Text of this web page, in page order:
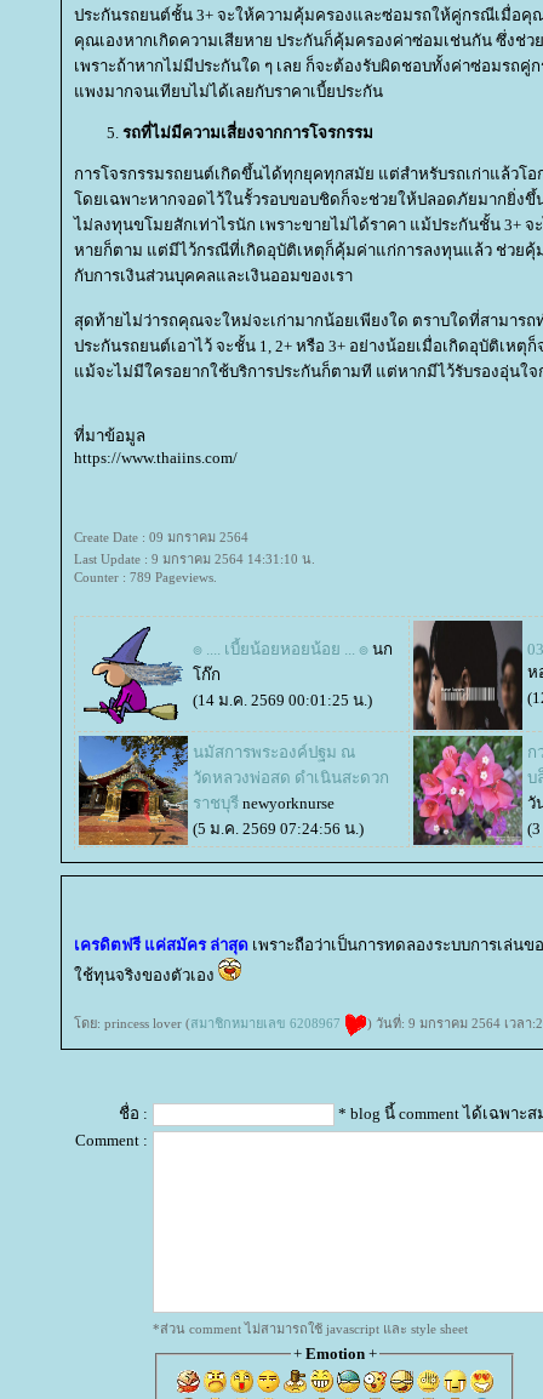
ประกันรถยนต์ชั้น 3+ จะให้ความคุ้มครองและซ่อมรถให้คู่กรณีเมื่อ
คุณเองหากเกิดความเสียหาย ประกันก็คุ้มครองค่าซ่อมเช่นกัน ซึ่งช่
เพราะถ้าหากไม่มีประกันใด ๆ เลย ก็จะต้องรับผิดชอบทั้งค่าซ่อมรถ
พงมากจนเทียบไม่ได้เลยกับราคาเบี้ยประกัน
รถที่ไม่มีความเสี่ยงจากการโจรกรรม
การโจรกรรมรถยนต์เกิดขึ้นได้ทุกยุคทุกสมัย แต่สำหรับรถเก่าแล้วโ
ดยเฉพาะหากจอดไว้ในรั้วรอบขอบชิดก็จะช่วยให้ปลอดภัยมากยิ่งขึ้น
ไม่ลงทุนขโมยสักเท่าไรนัก เพราะขายไม่ได้ราคา แม้ประกันชั้น 3+
หายก็ตาม แต่มีไว้กรณีที่เกิดอุบัติเหตุก็คุ้มค่าแก่การลงทุนแล้ว ช่วยคุ้
กับการเงินส่วนบุคคลและเงินออมของเรา
สุดท้ายไม่ว่ารถคุณจะใหม่จะเก่ามากน้อยเพียงใด ตราบใดที่สามาร
ประกันรถยนต์เอาไว้ จะชั้น 1, 2+ หรือ 3+ อย่างน้อยเมื่อเกิดอุบัติเหตุ
ม้จะไม่มีใครอยากใช้บริการประกันก็ตามที แต่หากมีไว้รับรองอุ่นใ
ที่มาข้อมูล
https://www.thaiins.com/
Create Date : 09 มกราคม 2564
Last Update : 9 มกราคม 2564 14:31:10 น.
Counter : 789 Pageviews.
๏ .... เบี้ยน้อยหอยน้อย ... ๏ นก
ก๊ก
(14 ม.ค. 2569 00:01:25 น.)
ห
นมัสการพระองค์ปฐม ณ
วัดหลวงพ่อสด ดำเนินสะดวก
ราชบุรี newyorknurse
(5 ม.ค. 2569 07:24:56 น.)
ก
บ
วั
เครดิตฟรี แค่สมัคร ล่าสุด เพราะถือว่าเป็นการทดลองระบบการเล่น
ช้ทุนจริงของตัวเอง
ดย: princess lover (สมาชิกหมายเลข 6208967 ) วันที่: 9 มกราคม 2564 เวลา
ชื่อ :
* blog นี้ comment ได้เฉพาะ
Comment :
*ส่วน comment ไม่สามารถใช้ javascript และ style sheet
+ Emotion+